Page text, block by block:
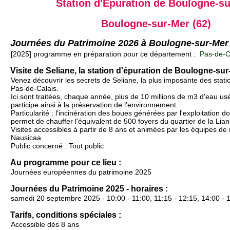
Station d'Épuration de Boulogne-
Boulogne-sur-Mer (62)
Journées du Patrimoine 2026 à Boulogne-sur-Mer
[2025] programme en préparation pour ce département : Pas-de-
Visite de Seliane, la station d'épuration de Boulogne-
Venez découvrir les secrets de Seliane, la plus imposante des
Pas-de-Calais.
Ici sont traitées, chaque année, plus de 10 millions de m3 d'eau
participe ainsi à la préservation de l'environnement.
Particularité : l'incinération des boues générées par l'exploitation
permet de chauffer l'équivalent de 500 foyers du quartier de la
Visites accessibles à partir de 8 ans et animées par les équipes de
Nausicaa
Public concerné : Tout public
Au programme pour ce lieu :
Journées européennes du patrimoine 2025
Journées du Patrimoine 2025 - horaires :
samedi 20 septembre 2025 - 10:00 - 11:00, 11:15 - 12:15, 14:00 -
Tarifs, conditions spéciales :
Accessible dès 8 ans